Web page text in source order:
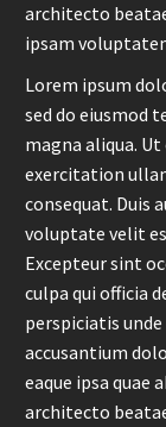
architecto
ipsam
Lorem ipsum
sed do eiusmod
magna aliqua.
exercitation
consequat. Duis
voluptate velit
Excepteur sint
culpa qui officia
perspiciatis
accusantium
eaque ipsa quae
architecto